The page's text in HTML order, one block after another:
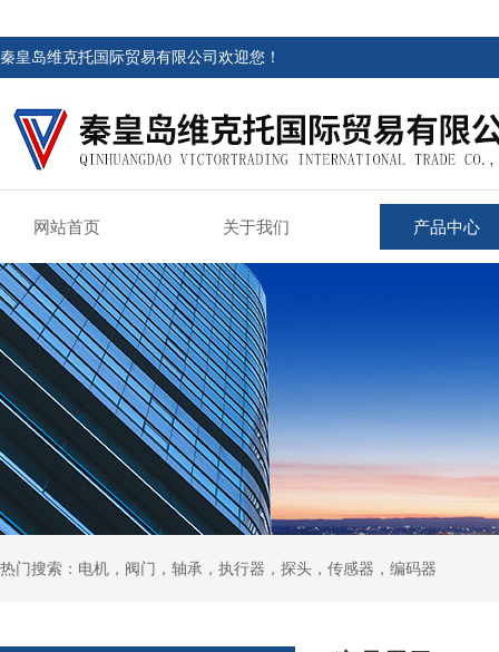
秦皇岛维克托国际贸易有限公司欢迎您！
网站首页 关于我们 产品中心
热门搜索：电机，阀门，轴承，执行器，探头，传感器，编码器